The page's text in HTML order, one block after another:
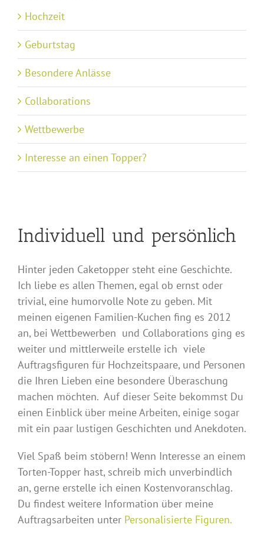
Hochzeit
Geburtstag
Besondere Anlässe
Collaborations
Wettbewerbe
Interesse an einen Topper?
Individuell und persönlich
Hinter jeden Caketopper steht eine Geschichte.
Ich liebe es allen Themen, egal ob ernst oder
trivial, eine humorvolle Note zu geben. Mit
meinen eigenen Familien-Kuchen fing es 2012
an, bei Wettbewerben und Collaborations ging es
weiter und mittlerweile erstelle ich viele
Auftragsfiguren für Hochzeitspaare, und Personen
die Ihren Lieben eine besondere Überaschung
machen möchten. Auf dieser Seite bekommst Du
einen Einblick über meine Arbeiten, einige sogar
mit ein paar lustigen Geschichten und Anekdoten.
Viel Spaß beim stöbern! Wenn Interesse an einem
Torten-Topper hast, schreib mich unverbindlich
an, gerne erstelle ich einen Kostenvoranschlag.
Du findest weitere Information über meine
Auftragsarbeiten unter Personalisierte Figuren.